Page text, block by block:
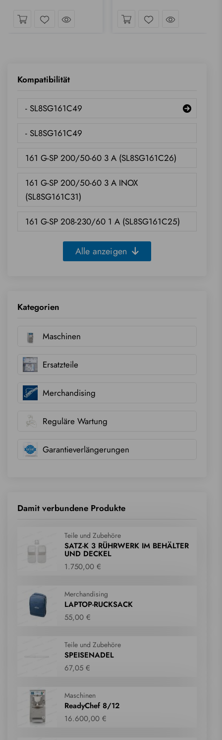
Kompatibilität
- SL8SG161C49
- SL8SG161C49
161 G-SP 200/50-60 3 A (SL8SG161C26)
161 G-SP 200/50-60 3 A INOX
(SL8SG161C31)
161 G-SP 208-230/60 1 A (SL8SG161C25)
Alle anzeigen
Kategorien
Maschinen
Ersatzteile
Merchandising
Reguläre Wartung
Garantieverlängerungen
Damit verbundene Produkte
Teile und Zubehöre
SATZ-K 3 RÜHRWERK IM BEHÄLTER
UND DECKEL
1.750,00 €
Merchandising
LAPTOP-RUCKSACK
55,00 €
Teile und Zubehöre
SPEISENADEL
67,05 €
Maschinen
ReadyChef 8/12
16.600,00 €
hineinwerfen
Einen Blick hineinwerfen
Einen Blick